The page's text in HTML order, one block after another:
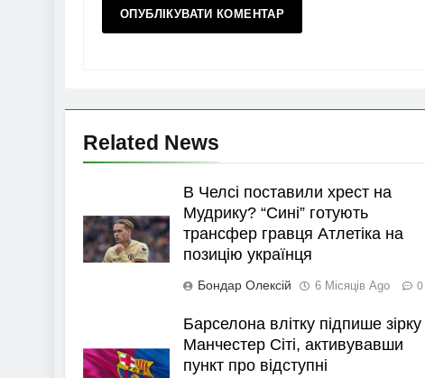
Related News
В Челсі поставили хрест на
Мудрику? “Сині” готують
трансфер гравця Атлетіка на
позицію українця
Бондар Олексій 6 Місяців Ago 0
Барселона влітку підпише зірку
Манчестер Сіті, активувавши
пункт про відступні